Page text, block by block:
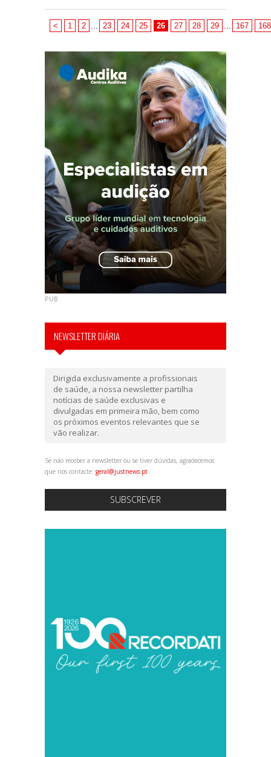
< 1 2 23 24 25 26 27 28 29 167 168
PUB
NEWSLETTER DIÁRIA
Dirigida exclusivamente a profissionais
de saúde, a nossa newsletter partilha
notícias de saúde exclusivas e
divulgadas em primeira mão, bem como
os próximos eventos relevantes que se
vão realizar.
Se não receber a newsletter ou se tiver dúvidas, agradecemos
que nos contacte: geral@justnews.pt
SUBSCREVER